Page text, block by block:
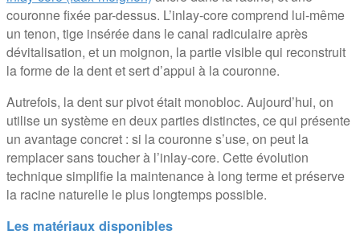
couronne fixée par-dessus. L’inlay-core comprend lui-même
un tenon, tige insérée dans le canal radiculaire après
dévitalisation, et un moignon, la partie visible qui reconstruit
la forme de la dent et sert d’appui à la couronne.
Autrefois, la dent sur pivot était monobloc. Aujourd’hui, on
utilise un système en deux parties distinctes, ce qui présente
un avantage concret : si la couronne s’use, on peut la
remplacer sans toucher à l’inlay-core. Cette évolution
technique simplifie la maintenance à long terme et préserve
la racine naturelle le plus longtemps possible.
Les matériaux disponibles